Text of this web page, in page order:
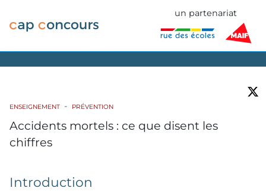
un partenariat
ENSEIGNEMENT PRÉVENTION
Accidents mortels : ce que disent les
chiffres
Introduction